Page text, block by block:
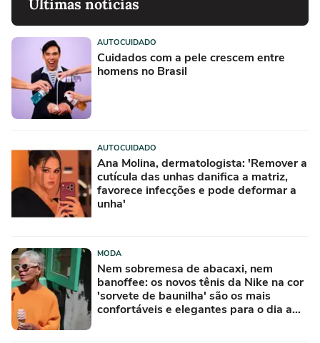
Últimas notícias
AUTOCUIDADO
Cuidados com a pele crescem entre
homens no Brasil
AUTOCUIDADO
Ana Molina, dermatologista: 'Remover a
cutícula das unhas danifica a matriz,
favorece infecções e pode deformar a
unha'
MODA
Nem sobremesa de abacaxi, nem
banoffee: os novos tênis da Nike na cor
'sorvete de baunilha' são os mais
confortáveis e elegantes para o dia a